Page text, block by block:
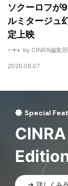
ソクーロフが
ルミタージュ
定上映
by CINRA編集部
2026.08.07
Special